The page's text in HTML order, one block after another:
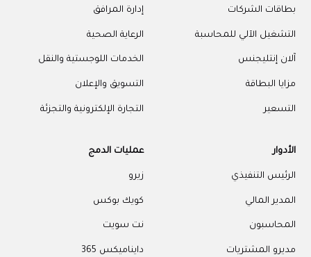
بطاقات الشركات
التشغيل الآلي للمحاسبة
آلان إنتليجنس
مزايا البطاقة
التسعير
إدارة المرافق
الرعاية الصحية
الخدمات اللوجستية والنقل
التسويق والإعلان
التجارة الإلكترونية والتجزئة
الأدوار
الرئيس التنفيذي
المدير المالي
المحاسبون
مديرو المشتريات
عمليات الدمج
زيرو
كويك بوكس
نت سويت
دايناميكس 365